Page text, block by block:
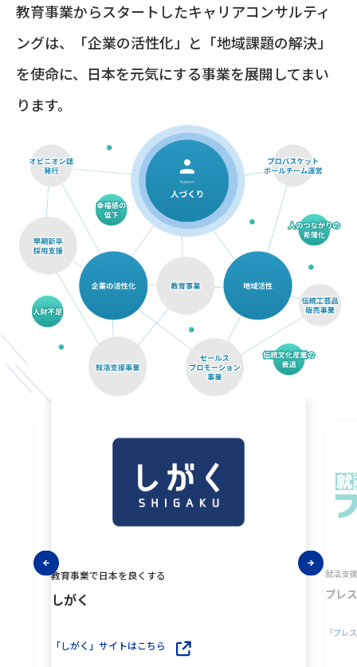
教育事業からスタートしたキャリアコンサルティ
ングは、「企業の活性化」と「地域課題の解決」
を使命に、日本を元気にする事業を展開してまい
ります。
教育事業で日本を良くする
しがく
「しがく」サイトはこちら
就活支
プレ
「プレ